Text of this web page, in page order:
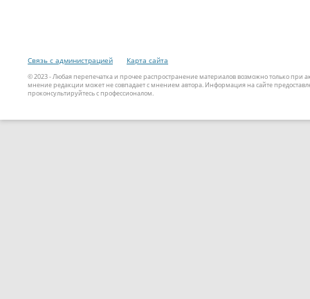
Связь с администрацией Карта сайта
© 2023 - Любая перепечатка и прочее распространение материалов возможно только
мнение редакции может не совпадает с мнением автора. Информация на сайте
проконсультируйтесь с профессионалом.